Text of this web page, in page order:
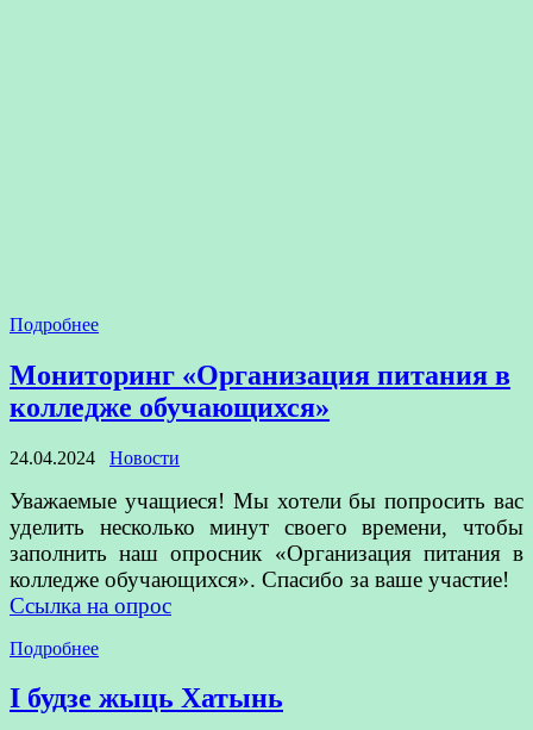
Подробнее
Мониторинг «Организация питания в
колледже обучающихся»
24.04.2024 Новости
Уважаемые учащиеся! Мы хотели бы попросить вас
уделить несколько минут своего времени, чтобы
заполнить наш опросник «Организация питания в
колледже обучающихся». Спасибо за ваше участие!
Ссылка на опрос
Подробнее
І будзе жыць Хатынь